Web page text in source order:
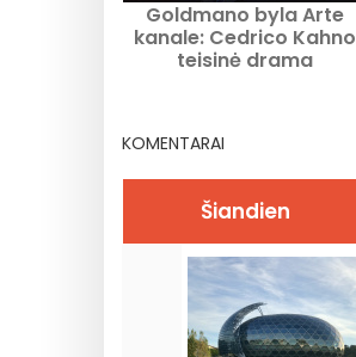
Goldmano byla Arte
kanale: Cedrico Kahno
teisinė drama
KOMENTARAI
Šiandien